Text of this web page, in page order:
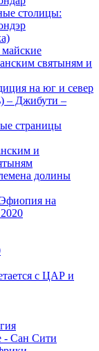
столицы:
святыням и
на юг и север
– Джибути –
страницы
и
долины
на
с ЦАР и
- Сан Сити